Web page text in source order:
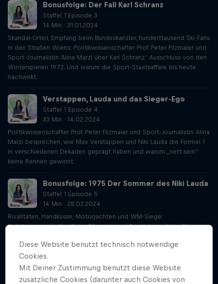
Bonusfolge: Der Fall Karl Schranz
Staffel 1 Episode 3
14 Min · 31.01.2024
Skandal-Urteil, Empfang beim Bundeskanzler, hunderttausend Ski-Fans
in den Straßen Wiens: Politikwissenschafter Prof. Peter Filzmaier und
Sport-Journalistin Alina Marzi über Karl Schranz’ Ausschluss von den
Winterspielen 1972. Und warum die Sport-Staatsaffäre bis heute
nachwirkt.
Verstappen, Lauda und das Sieger-Ego
Staffel 1 Episode 4
33 Min · 14.02.2024
Politikwissenschafter Prof. Peter Filzmaier und Sport-Journalistin Alina
Marzi besprechen, wie Max Verstappen und Niki Lauda die Formel 1
in verschiedenen Dekaden geprägt haben und warum „nett sein“
keine Rennen gewinnt.
Bonusfolge: 1975 Der Sommer des Niki Lauda
Staffel 1 Episode 5
14 Min · 28.02.2024
Rivalitäten, Handküsse, Motorjachten und WM-Siege:
Politikwissenschafter Peter Filzmaier und Sport-Journalistin Alina
denen Niki Lauda seinen Ferrari und sich selbst zum Champion
formte.
Der schönste Sport der Welt? Laufen!
Diese Website benutzt technisch notwendige
Cookies.
Mit Deiner Zustimmung benutzt diese Website
zusätzliche Cookies (darunter auch Cookies von